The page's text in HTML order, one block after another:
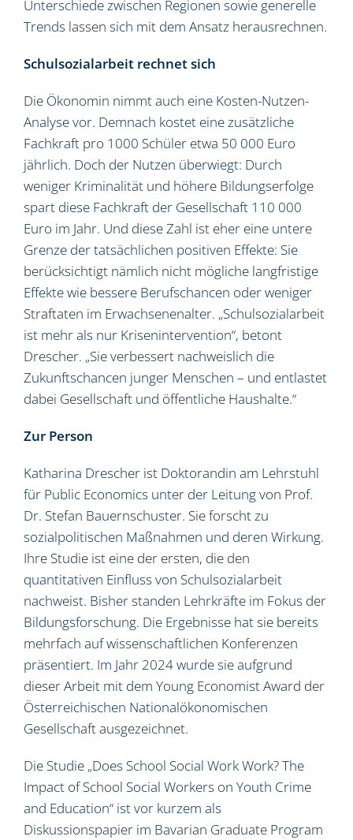
Unterschiede zwischen Regionen sowie generelle
Trends lassen sich mit dem Ansatz herausrechnen.
Schulsozialarbeit rechnet sich
Die Ökonomin nimmt auch eine Kosten-Nutzen-
Analyse vor. Demnach kostet eine zusätzliche
Fachkraft pro 1000 Schüler etwa 50 000 Euro
jährlich. Doch der Nutzen überwiegt: Durch
weniger Kriminalität und höhere Bildungserfolge
spart diese Fachkraft der Gesellschaft 110 000
Euro im Jahr. Und diese Zahl ist eher eine untere
Grenze der tatsächlichen positiven Effekte: Sie
berücksichtigt nämlich nicht mögliche langfristige
Effekte wie bessere Berufschancen oder weniger
Straftaten im Erwachsenenalter. „Schulsozialarbeit
ist mehr als nur Krisenintervention“, betont
Drescher. „Sie verbessert nachweislich die
Zukunftschancen junger Menschen – und entlastet
dabei Gesellschaft und öffentliche Haushalte.“
Zur Person
Katharina Drescher ist Doktorandin am Lehrstuhl
für Public Economics unter der Leitung von Prof.
Dr. Stefan Bauernschuster. Sie forscht zu
sozialpolitischen Maßnahmen und deren Wirkung.
Ihre Studie ist eine der ersten, die den
quantitativen Einfluss von Schulsozialarbeit
nachweist. Bisher standen Lehrkräfte im Fokus der
Bildungsforschung. Die Ergebnisse hat sie bereits
mehrfach auf wissenschaftlichen Konferenzen
präsentiert. Im Jahr 2024 wurde sie aufgrund
dieser Arbeit mit dem Young Economist Award der
Österreichischen Nationalökonomischen
Gesellschaft ausgezeichnet.
Die Studie „Does School Social Work Work? The
Impact of School Social Workers on Youth Crime
and Education“ ist vor kurzem als
Diskussionspapier im Bavarian Graduate Program